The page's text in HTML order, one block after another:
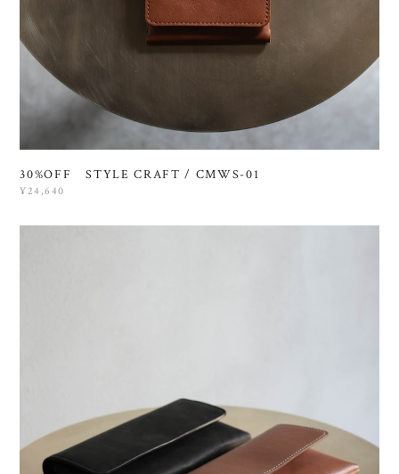
30%OFF STYLE CRAFT / CMWS-01
¥24,640